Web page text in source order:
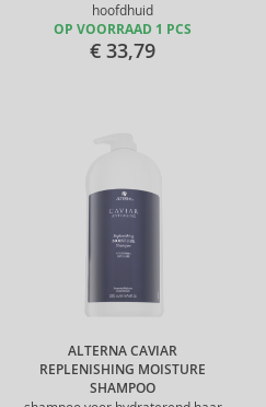
hoofdhuid
OP VOORRAAD 1 PCS
€ 33,79
ALTERNA CAVIAR
REPLENISHING MOISTURE
SHAMPOO